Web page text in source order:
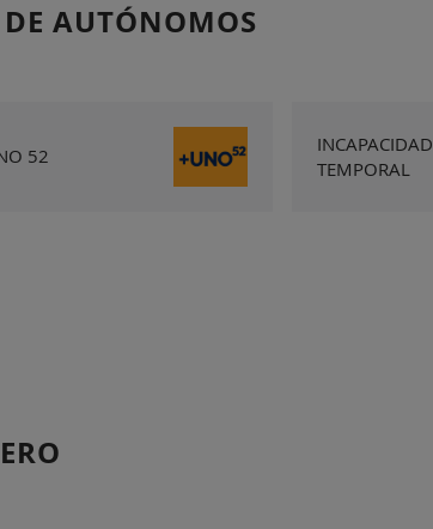
AUTÓNOMOS
52
INCAPACIDAD
TEMPORAL